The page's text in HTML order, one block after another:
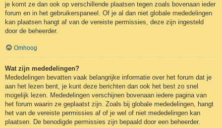
je komt ze dan ook op verschillende plaatsen tegen zoals bovenaan ieder
forum en in het gebruikerspaneel. Of je al dan niet globale mededelingen
kan plaatsen hangt af van de vereiste permissies, deze zijn ingesteld
door de beheerder.
Omhoog
Wat zijn mededelingen?
Mededelingen bevatten vaak belangrijke informatie over het forum dat je
aan het lezen bent, je kunt deze berichten dan ook het best zo snel
mogelijk lezen. Mededelingen verschijnen bovenaan iedere pagina van
het forum waarin ze geplaatst zijn. Zoals bij globale mededelingen, hangt
het van de vereiste permissies af of je wel of niet mededelingen kan
plaatsen. De benodigde permissies zijn bepaald door een beheerder.